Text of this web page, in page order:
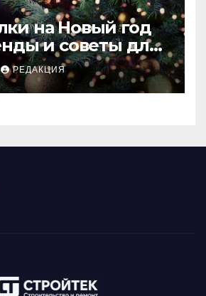
на Новый год
и советы для
праздника
РЕДАКЦИЯ